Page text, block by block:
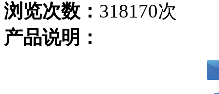
浏览次数： 318170次
产品说明：